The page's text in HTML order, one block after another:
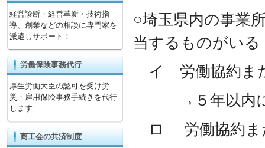
○埼玉県内の事業
当するものがいる
イ 労働協約ま
→５年以内に定
ロ 労働協約ま
経営診断・経営革新・技術指
導、創業などの相談に専門家を
派遣しサポート！
労働保険事務代行
厚生労働大臣の認可を受け労
災・雇用保険事務手続きを代行
します
商工会の共済制度